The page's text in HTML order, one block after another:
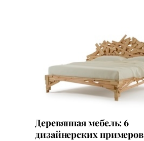
Деревянная мебель: 6
дизайнерских примеров